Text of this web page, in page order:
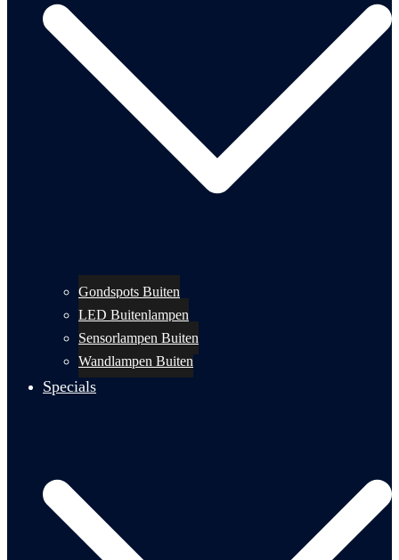
Gondspots Buiten
LED Buitenlampen
Sensorlampen Buiten
Wandlampen Buiten
Specials